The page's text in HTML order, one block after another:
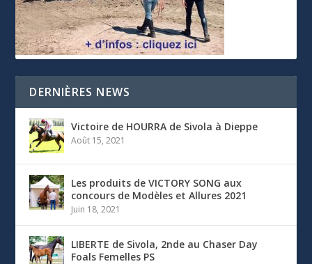
DERNIÈRES NEWS
Victoire de HOURRA de Sivola à Dieppe
Août 15, 2021
Les produits de VICTORY SONG aux
concours de Modèles et Allures 2021
Juin 18, 2021
LIBERTE de Sivola, 2nde au Chaser Day
Foals Femelles PS